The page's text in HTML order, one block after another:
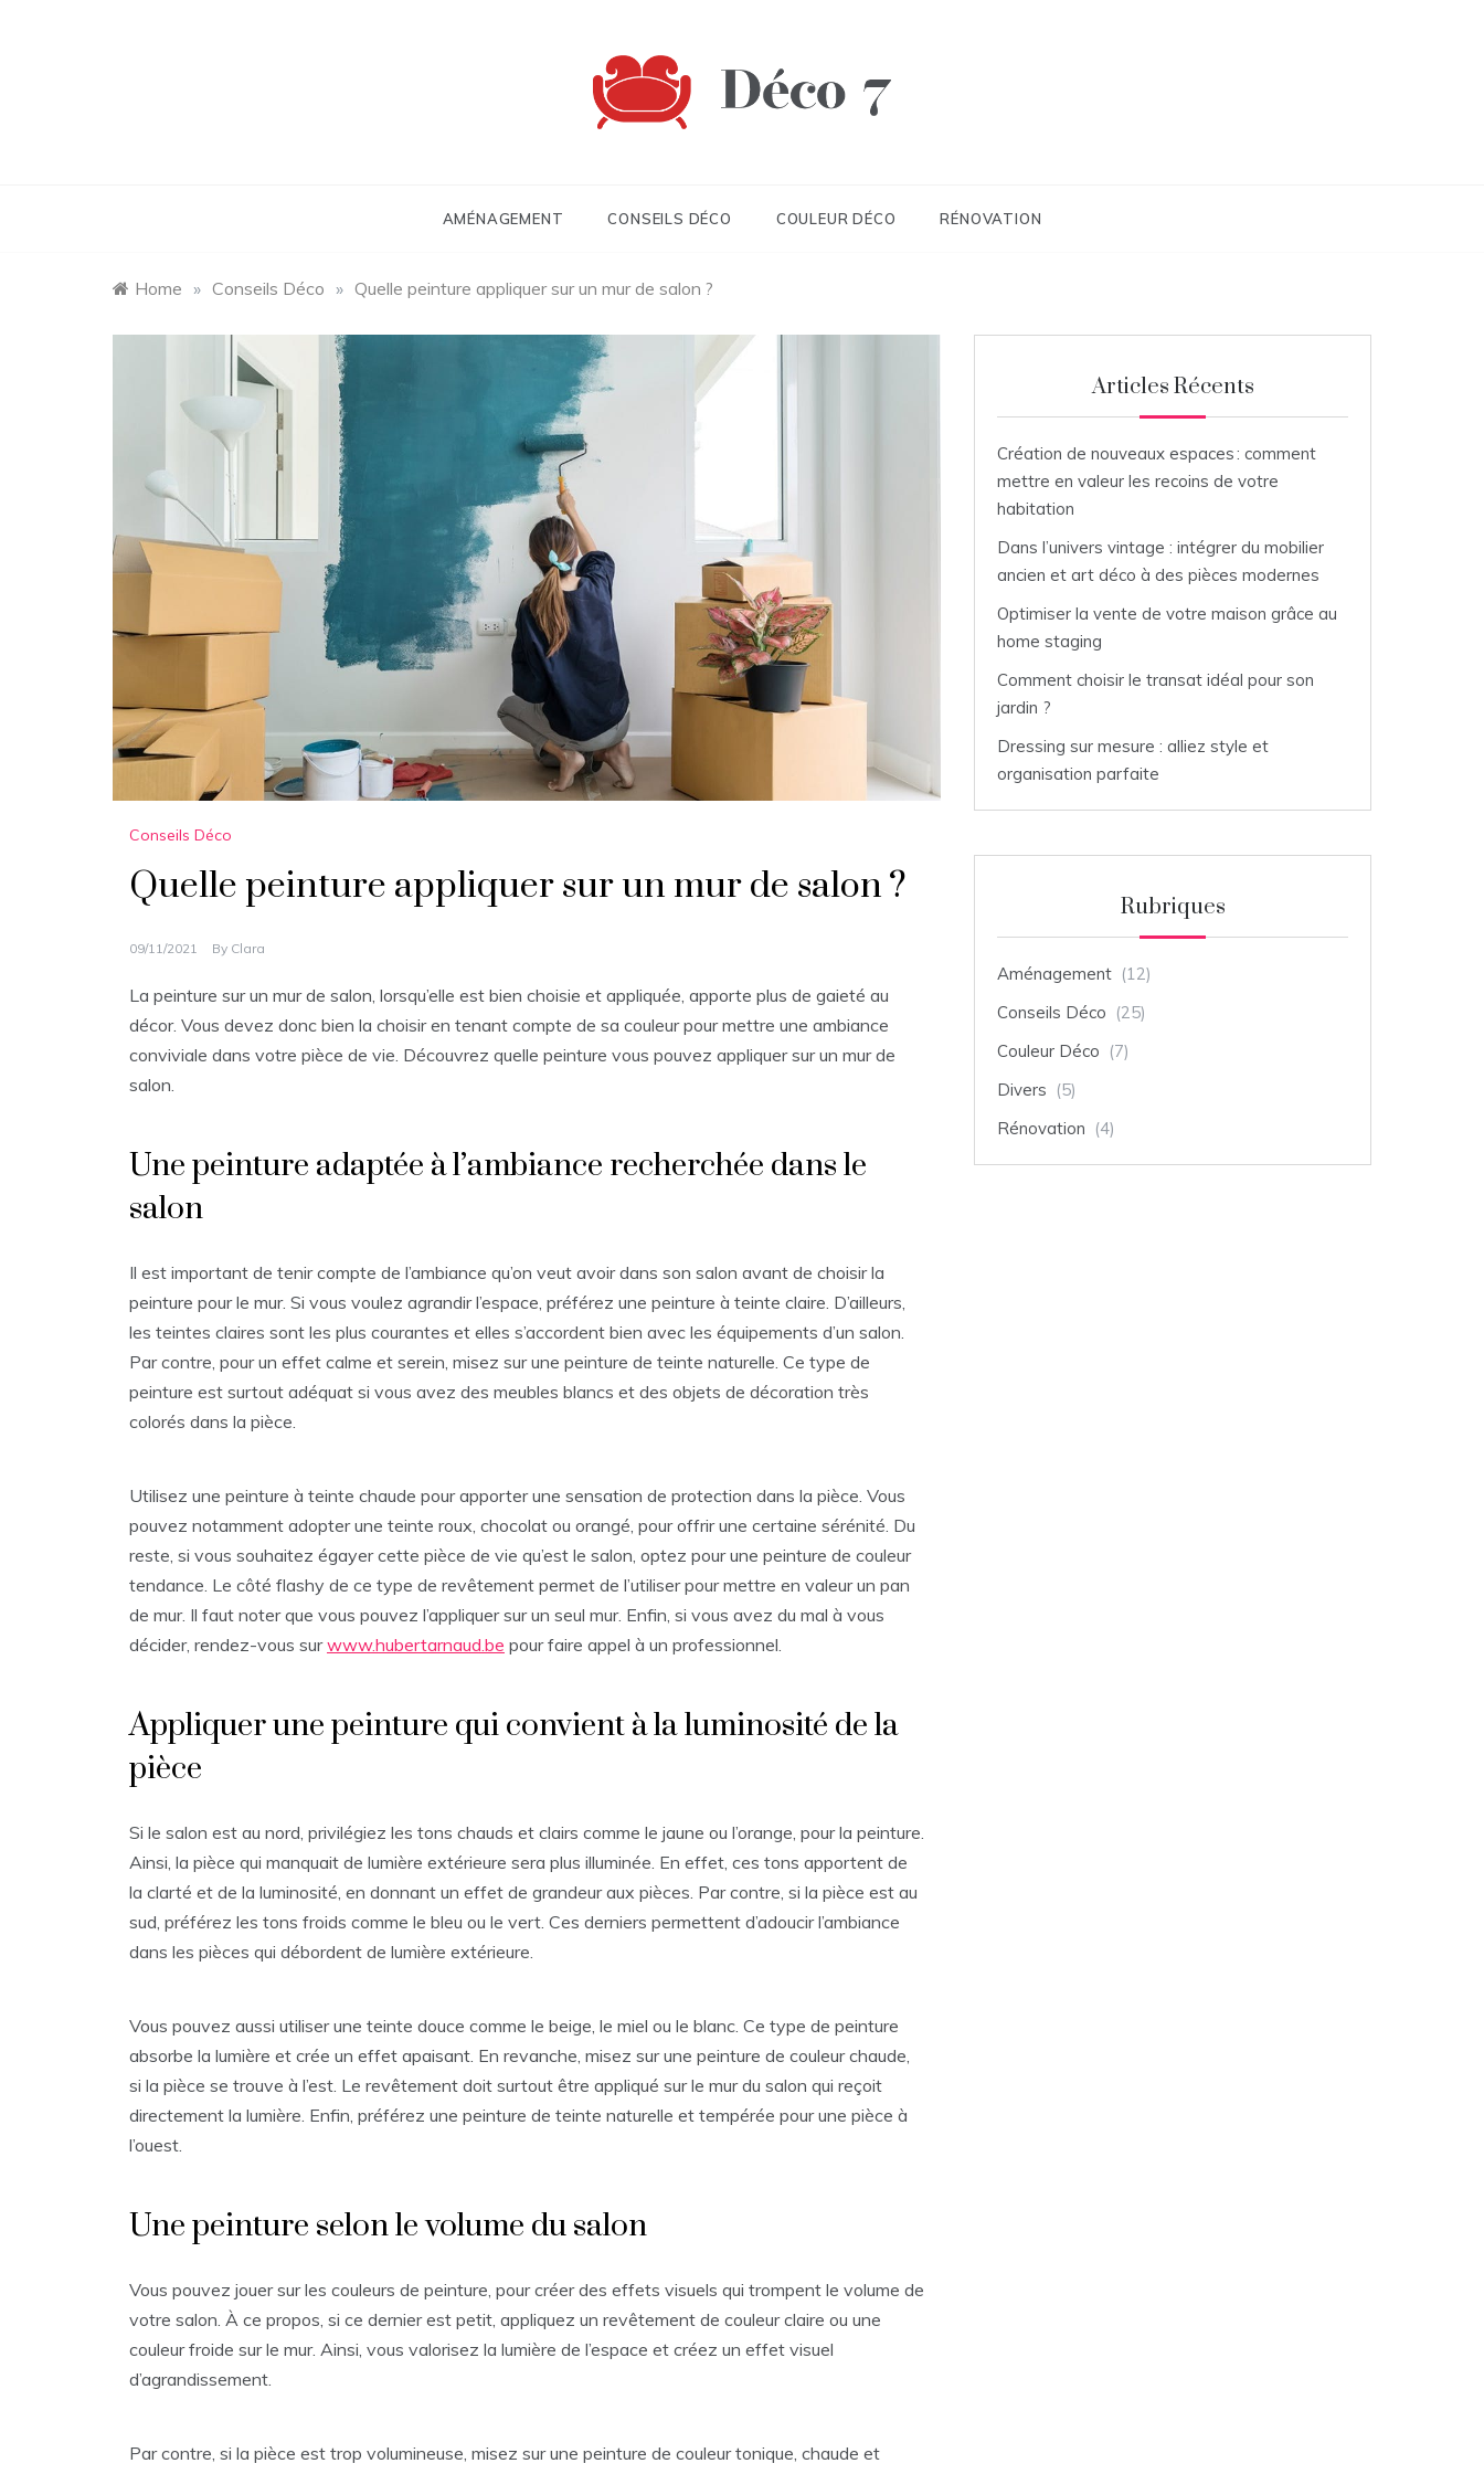
AMÉNAGEMENT CONSEILS DÉCO COULEUR DÉCO RÉNOVATION
Home » Conseils Déco » Quelle peinture appliquer sur un mur de salon ?
Conseils Déco
Quelle peinture appliquer sur un mur de salon ?
09/11/2021 By Clara
La peinture sur un mur de salon, lorsqu’elle est bien choisie et appliquée, apporte plus de gaieté au
décor. Vous devez donc bien la choisir en tenant compte de sa couleur pour mettre une ambiance
conviviale dans votre pièce de vie. Découvrez quelle peinture vous pouvez appliquer sur un mur de
salon.
Une peinture adaptée à l’ambiance recherchée dans le
salon
Il est important de tenir compte de l’ambiance qu’on veut avoir dans son salon avant de choisir la
peinture pour le mur. Si vous voulez agrandir l’espace, préférez une peinture à teinte claire. D’ailleurs,
les teintes claires sont les plus courantes et elles s’accordent bien avec les équipements d’un salon.
Par contre, pour un effet calme et serein, misez sur une peinture de teinte naturelle. Ce type de
peinture est surtout adéquat si vous avez des meubles blancs et des objets de décoration très
colorés dans la pièce.
Utilisez une peinture à teinte chaude pour apporter une sensation de protection dans la pièce. Vous
pouvez notamment adopter une teinte roux, chocolat ou orangé, pour offrir une certaine sérénité. Du
reste, si vous souhaitez égayer cette pièce de vie qu’est le salon, optez pour une peinture de couleur
tendance. Le côté flashy de ce type de revêtement permet de l’utiliser pour mettre en valeur un pan
de mur. Il faut noter que vous pouvez l’appliquer sur un seul mur. Enfin, si vous avez du mal à vous
décider, rendez-vous surwww.hubertarnaud.be pour faire appel à un professionnel.
Appliquer une peinture qui convient à la luminosité de la
pièce
Si le salon est au nord, privilégiez les tons chauds et clairs comme le jaune ou l’orange, pour la peinture.
Ainsi, la pièce qui manquait de lumière extérieure sera plus illuminée. En effet, ces tons apportent de
la clarté et de la luminosité, en donnant un effet de grandeur aux pièces. Par contre, si la pièce est au
sud, préférez les tons froids comme le bleu ou le vert. Ces derniers permettent d’adoucir l’ambiance
dans les pièces qui débordent de lumière extérieure.
Vous pouvez aussi utiliser une teinte douce comme le beige, le miel ou le blanc. Ce type de peinture
absorbe la lumière et crée un effet apaisant. En revanche, misez sur une peinture de couleur chaude,
si la pièce se trouve à l’est. Le revêtement doit surtout être appliqué sur le mur du salon qui reçoit
directement la lumière. Enfin, préférez une peinture de teinte naturelle et tempérée pour une pièce à
l’ouest.
Une peinture selon le volume du salon
Vous pouvez jouer sur les couleurs de peinture, pour créer des effets visuels qui trompent le volume de
votre salon. À ce propos, si ce dernier est petit, appliquez un revêtement de couleur claire ou une
couleur froide sur le mur. Ainsi, vous valorisez la lumière de l’espace et créez un effet visuel
d’agrandissement.
Par contre, si la pièce est trop volumineuse, misez sur une peinture de couleur tonique, chaude et
Articles Récents
Création de nouveaux espaces : comment
mettre en valeur les recoins de votre
habitation
Dans l’univers vintage : intégrer du mobilier
ancien et art déco à des pièces modernes
Optimiser la vente de votre maison grâce au
home staging
Comment choisir le transat idéal pour son
jardin ?
Dressing sur mesure : alliez style et
organisation parfaite
Rubriques
Aménagement (12)
Conseils Déco (25)
Couleur Déco (7)
Divers (5)
Rénovation (4)